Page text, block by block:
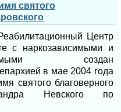
святого
Центр
с наркозависимыми и
создан
в мае 2004 года
святого благоверного
Невского по